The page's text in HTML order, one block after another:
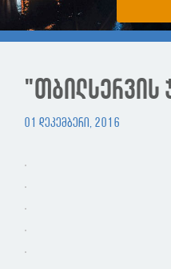
"თბილსერვის
01 დეკემბერი, 2016